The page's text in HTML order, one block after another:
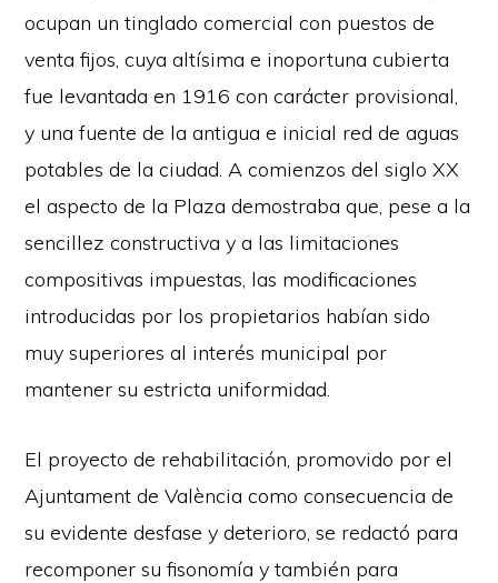
ocupan un tinglado comercial con puestos de
venta fijos, cuya altísima e inoportuna cubierta
fue levantada en 1916 con carácter provisional,
y una fuente de la antigua e inicial red de aguas
potables de la ciudad. A comienzos del siglo XX
el aspecto de la Plaza demostraba que, pese a la
sencillez constructiva y a las limitaciones
compositivas impuestas, las modificaciones
introducidas por los propietarios habían sido
muy superiores al interés municipal por
mantener su estricta uniformidad.
El proyecto de rehabilitación, promovido por el
Ajuntament de València como consecuencia de
su evidente desfase y deterioro, se redactó para
recomponer su fisonomía y también para